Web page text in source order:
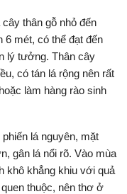
thân gỗ nhỏ đến
6 mét, có thể đạt đến
lý tưởng. Thân cây
có tán lá rộng nên rất
làm hàng rào sinh
lá nguyên, mặt
gân lá nổi rõ. Vào mùa
khô khẳng khiu với quả
thuộc, nên thơ ở